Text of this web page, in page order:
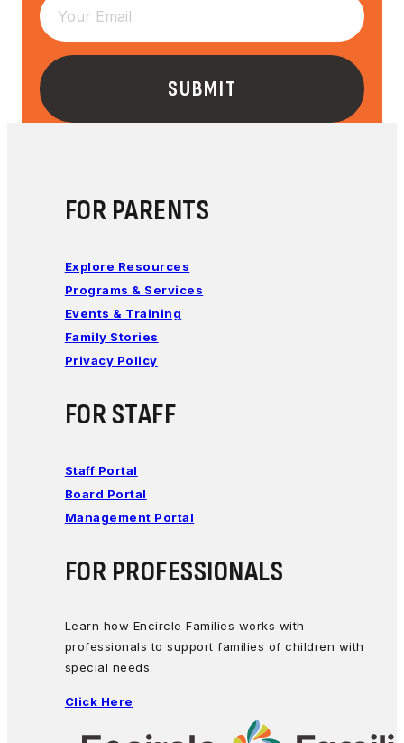
FOR PARENTS
Explore Resources
Programs & Services
Events & Training
Family Stories
Privacy Policy
FOR STAFF
Staff Portal
Board Portal
Management Portal
FOR PROFESSIONALS
Learn how Encircle Families works with
professionals to support families of children with
special needs.
Click Here